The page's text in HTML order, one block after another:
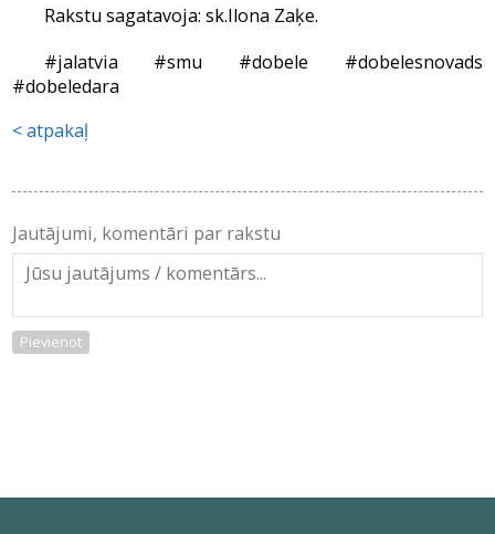
Rakstu sagatavoja: sk.Ilona Zaķe.
#jalatvia #smu #dobele #dobelesnovads
#dobeledara
atpakaļ
Jautājumi, komentāri par rakstu
Pievienot